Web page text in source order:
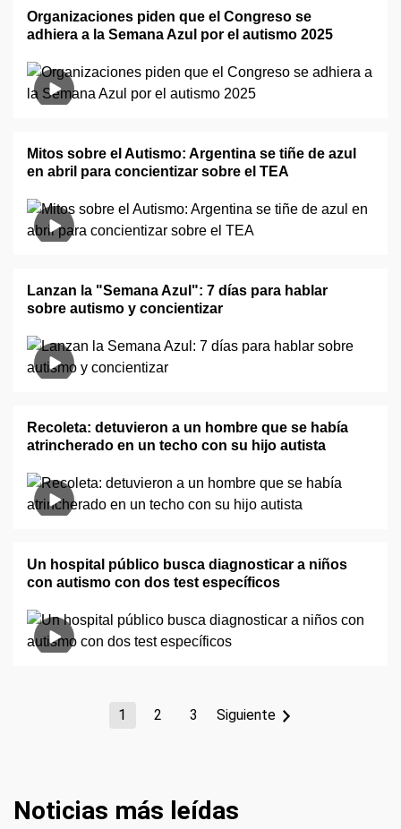
Organizaciones piden que el Congreso se
adhiera a la Semana Azul por el autismo 2025
Mitos sobre el Autismo: Argentina se tiñe de azul
en abril para concientizar sobre el TEA
Lanzan la "Semana Azul": 7 días para hablar
sobre autismo y concientizar
Recoleta: detuvieron a un hombre que se había
atrincherado en un techo con su hijo autista
Un hospital público busca diagnosticar a niños
con autismo con dos test específicos
1 2 3 Siguiente
Noticias más leídas